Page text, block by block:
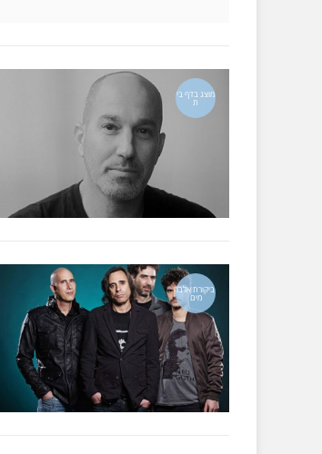
מוצג בדף בי
ת
ביקורת אלבו
מים